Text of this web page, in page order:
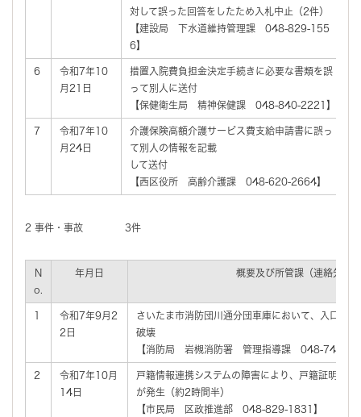
対して誤った回答をしたため入札中止（2件）
【建設局 下水道維持管理課 048-829-155
6】
6
令和7年10
月21日
措置入院費負担金決定手続きに必要な書類を誤
って別人に送付
【保健衛生局 精神保健課 048-840-2221】
7
令和7年10
月24日
介護保険高額介護サービス費支給申請書に誤っ
て別人の情報を記載
して送付
【西区役所 高齢介護課 048-620-2664】
2 事件・事故 3件
N
o.
年月日 概要及び所管課（連絡先）
1
令和7年9月2
2日
さいたま市消防団川通分団車庫において、入口の
破壊
【消防局 岩槻消防署 管理指導課 048-749-
2
令和7年10月
14日
戸籍情報連携システムの障害により、戸籍証明書の
が発生（約2時間半）
【市民局 区政推進部 048-829-1831】